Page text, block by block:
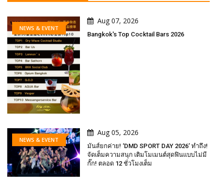
NEWS & EVENT
Aug 07, 2026
Bangkok's Top Cocktail Bars 2026
NEWS & EVENT
Aug 05, 2026
มันส์ยกค่าย! ‘DMD SPORT DAY 2026’ ทำถึง!
จัดเต็มความสนุก เติมโมเมนต์สุดฟินแบบไม่มี
กั๊ก! ตลอด 12 ชั่วโมงเต็ม